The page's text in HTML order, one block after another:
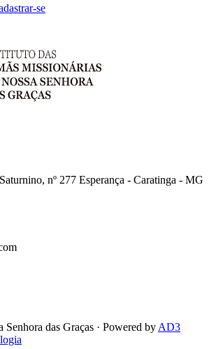
se
nº 277 Esperança - Caratinga - MG
das Graças · Powered by AD3